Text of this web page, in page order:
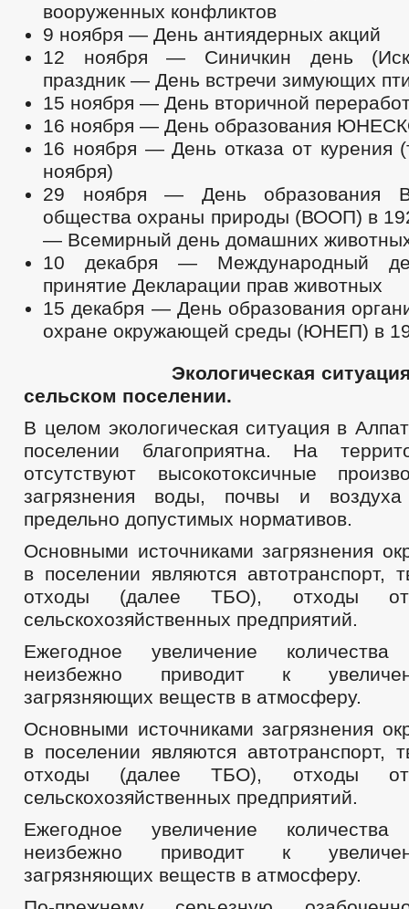
вооруженных конфликтов
9 ноября — День антиядерных акций
12 ноября — Синичкин день
праздник — День встречи зимующих
15 ноября — День вторичной
16 ноября — День образования
16 ноября — День отказа от курения
ноября)
29 ноября — День образования
общества охраны природы (ВООП) в
— Всемирный день домашних
10 декабря — Международный
принятие Декларации прав животных
15 декабря — День образования
охране окружающей среды (ЮНЕП) в
Экологическая ситуация в
сельском поселении.
В целом экологическая ситуация в
поселении благоприятна. На
отсутствуют высокотоксичные
загрязнения воды, почвы и
предельно допустимых нормативов.
Основными источниками загрязнения
в поселении являются автотранспорт,
отходы (далее ТБО), отходы от
сельскохозяйственных предприятий.
Ежегодное увеличение количества
неизбежно приводит к
загрязняющих веществ в атмосферу.
Основными источниками загрязнения
в поселении являются автотранспорт,
отходы (далее ТБО), отходы от
сельскохозяйственных предприятий.
Ежегодное увеличение количества
неизбежно приводит к
загрязняющих веществ в атмосферу.